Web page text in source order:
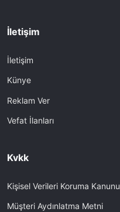
İletişim
İletişim
Künye
Reklam Ver
Vefat İlanları
Kvkk
Kişisel Verileri Koruma Kanunu
Müşteri Aydınlatma Metni